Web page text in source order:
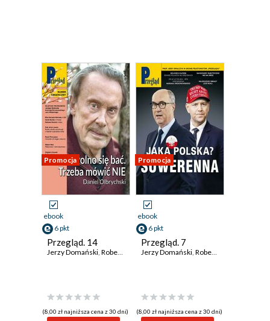
Promocja
ebook
6 pkt
Przegląd. 14
Jerzy Domański, Robert Walenciak ,Kornel Wawrzyniak
(8,00 zł najniższa cena z 30 dni)
Promocja
ebook
6 pkt
Przegląd. 7
Jerzy Domański, Robert Walenciak
(8,00 zł najniższa cena z 30 dni)